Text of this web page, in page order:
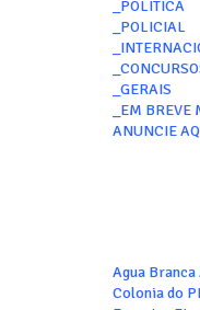
_POLITICA
_POLICIAL
_GERAIS
_EM
ANUNCIE
Agua Branca
Colonia do PI